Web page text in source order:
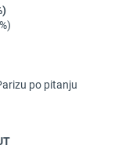
po pitanju